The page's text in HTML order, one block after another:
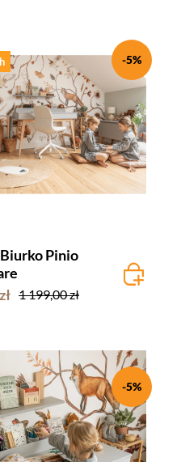
Pinio
1 199,00 zł
-5%
-5%